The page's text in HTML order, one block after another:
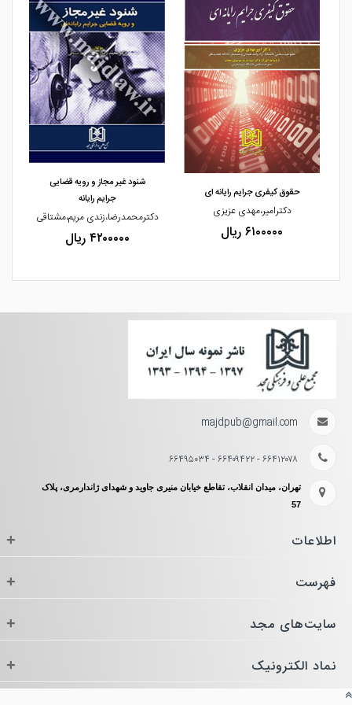
مشاهده و خرید
مشاهده و خرید
حقوق کیفری جرایم رایانه ای
دکترامیر،مهدی عزیزی
۶۱۰۰۰۰۰ ریال
شنود غیر مجاز و رویه قضایی
جرایم رایانه
دکترمحمدرضا،زندی مریم،مشتاقی
۴۲۰۰۰۰۰ ریال
majdpub@gmail.com
۶۶۴۱۲۰۷۸ - ۶۶۴۰۹۴۲۲ - ۶۶۴۹۵۰۳۴
تهران، میدان انقلاب، تقاطع خیابان منیری جاوید و شهدای ژاندارمری، پلاک
57
اطلاعات +
فهرست +
سایت‌های مجد +
نماد الکترونیک +